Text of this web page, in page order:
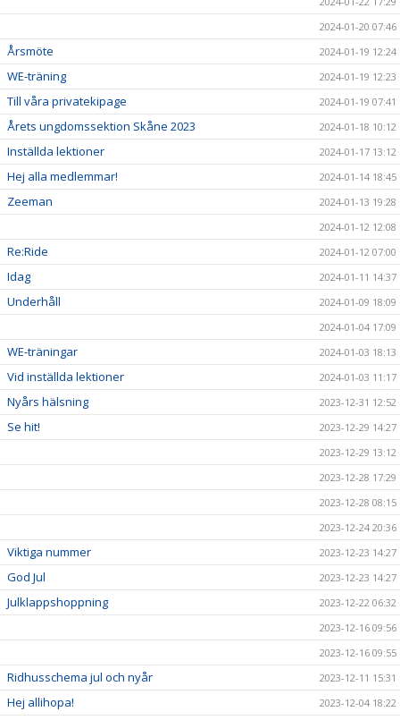
2024-01-20 07:46
Årsmöte 2024-01-19 12:24
WE-träning 2024-01-19 12:23
Till våra privatekipage 2024-01-19 07:41
Årets ungdomssektion Skåne 2023 2024-01-18 10:12
Inställda lektioner 2024-01-17 13:12
Hej alla medlemmar! 2024-01-14 18:45
Zeeman
2024-01-13 19:28
2024-01-12 12:08
Re:Ride 2024-01-12 07:00
Idag 2024-01-11 14:37
Underhåll
2024-01-09 18:09
2024-01-04 17:09
WE-träningar 2024-01-03 18:13
Vid inställda lektioner 2024-01-03 11:17
Nyårs hälsning 2023-12-31 12:52
Se hit!
2023-12-29 14:27
2023-12-29 13:12
2023-12-28 17:29
2023-12-28 08:15
2023-12-24 20:36
Viktiga nummer 2023-12-23 14:27
God Jul 2023-12-23 14:27
Julklappshoppning
2023-12-22 06:32
2023-12-16 09:56
2023-12-16 09:55
Ridhusschema jul och nyår 2023-12-11 15:31
Hej allihopa!
2023-12-04 18:22